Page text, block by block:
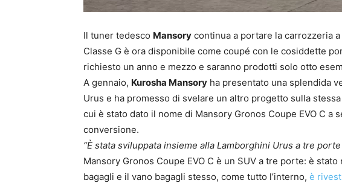
Il tuner tedesco Mansory continua a portare la carrozzeria
Classe G è ora disponibile come coupé con le cosiddette
richiesto un anno e mezzo e saranno prodotti solo otto
A gennaio, Kurosha Mansory ha presentato una splendida
Urus e ha promesso di svelare un altro progetto sulla
cui è stato dato il nome di Mansory Gronos Coupe EVO C a
conversione.
“È stata sviluppata insieme alla Lamborghini Urus a tre
Mansory Gronos Coupe EVO C è un SUV a tre porte: è
bagagli e il vano bagagli stesso, come tutto l’interno, è